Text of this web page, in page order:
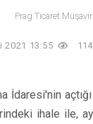
Prag Ticaret
2021 13:55
İdaresi'nin
ihale ile,